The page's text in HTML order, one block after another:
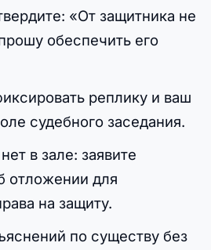
«От защитника не
обеспечить его
реплику и ваш
судебного заседания.
в зале: заявите
отложении для
на защиту.
по существу без